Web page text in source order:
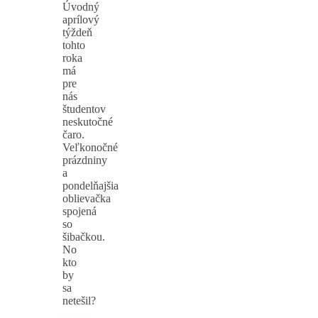
Úvodný
aprílový
týždeň
tohto
roka
má
pre
nás
študentov
neskutočné
čaro.
Veľkonočné
prázdniny
a
pondelňajšia
oblievačka
spojená
so
šibačkou.
No
kto
by
sa
netešil?